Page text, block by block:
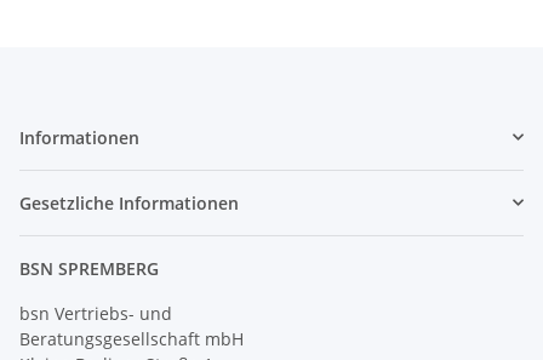
Informationen
Gesetzliche Informationen
BSN SPREMBERG
bsn Vertriebs- und
Beratungsgesellschaft mbH